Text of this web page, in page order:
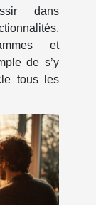
dans
et
de s’y
tous les